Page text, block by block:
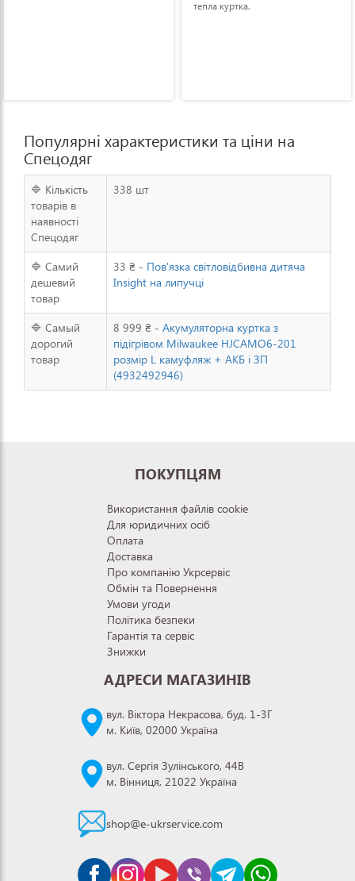
тепла куртка.
Популярні характеристики та ціни на
Спецодяг
🔷 Кількість
товарів в
наявності
Спецодяг
338 шт
🔷 Самий
дешевий
товар
33 ₴ - Пов'язка світловідбивна дитяча
Insight на липучці
🔷 Самый
дорогий
товар
8 999 ₴ - Акумуляторна куртка з
підігрівом Milwaukee HJCAMO6-201
розмір L камуфляж + АКБ і ЗП
(4932492946)
ПОКУПЦЯМ
Використання файлів cookie
Для юридичних осіб
Оплата
Доставка
Про компанію Укрсервіс
Обмін та Повернення
Умови угоди
Політика безпеки
Гарантія та сервіс
Знижки
АДРЕСИ МАГАЗИНІВ
вул. Віктора Некрасова, буд. 1-3Г
м. Київ, 02000 Україна
вул. Сергія Зулінського, 44В
м. Вінниця, 21022 Україна
shop@e-ukrservice.com